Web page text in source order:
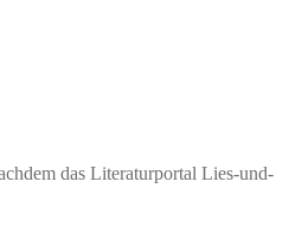
das Literaturportal Lies-und-